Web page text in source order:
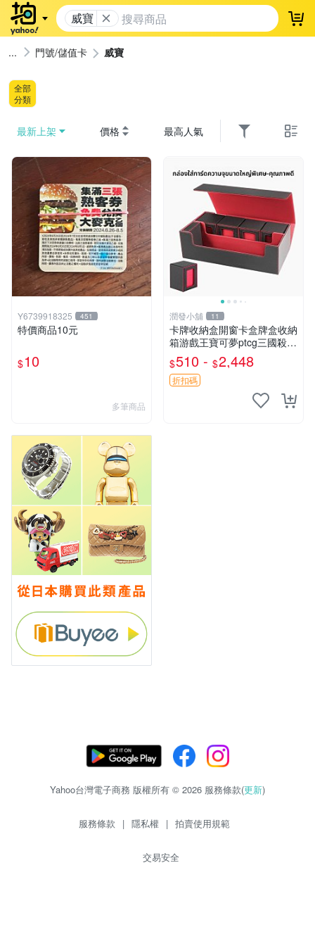
威寶 登
門號/儲值卡 威寶
全部
分類
最新上架 價格 最高人氣
Y6739918325 451
特價商品10元
$10
多筆商品
潤發小舖 11
卡牌收納盒開窗卡盒牌盒收納
箱游戲王寶可夢ptcg三國殺海
賊王dtcg
$510 - $2,448
折扣碼
Yahoo台灣電子商務 版權所有 © 2026 服務條款(更新)
服務條款 | 隱私權 | 拍賣使用規範
交易安全